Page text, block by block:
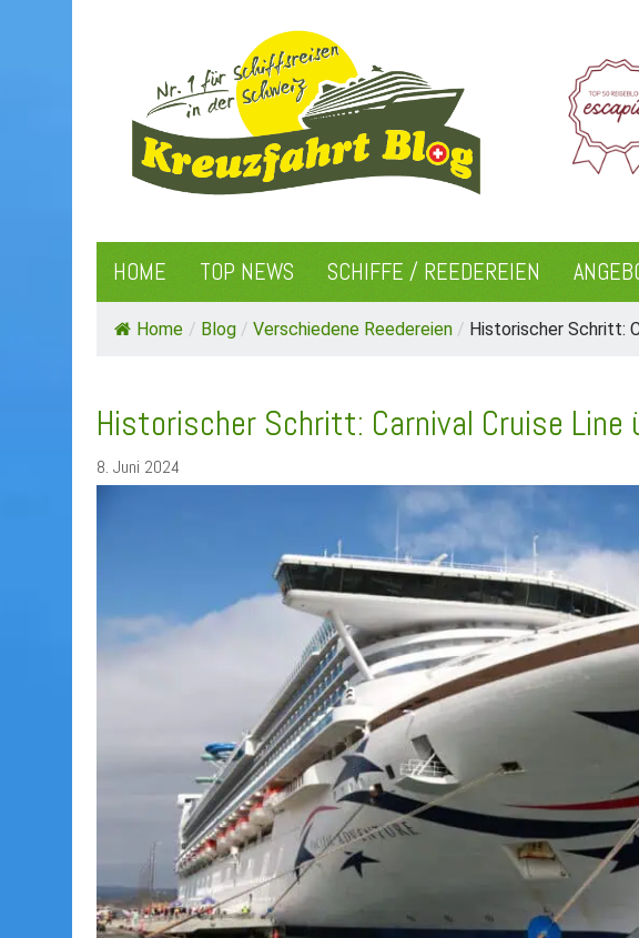
HOME TOP NEWS SCHIFFE / REEDEREIEN
Home / Blog / Verschiedene Reedereien / Historischer Schritt:
Historischer Schritt: Carnival Cruise Line
8. Juni 2024